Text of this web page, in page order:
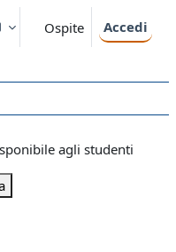
Ospite Accedi
agli studenti